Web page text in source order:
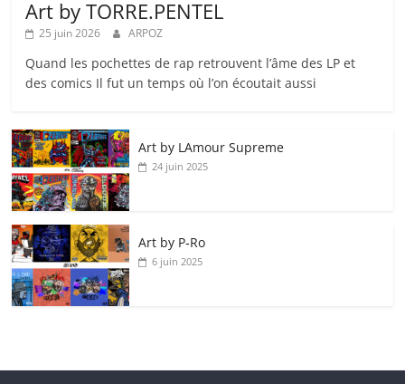
Art by TORRE.PENTEL
25 juin 2026 ARPOZ
Quand les pochettes de rap retrouvent l’âme des LP et
des comics Il fut un temps où l’on écoutait aussi
Art by LAmour Supreme
24 juin 2025
Art by P‑Ro
6 juin 2025